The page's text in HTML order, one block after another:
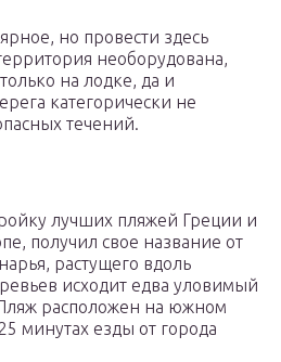
но провести здесь
необорудована,
на лодке, да и
категорически не
течений.
лучших пляжей Греции и
получил свое название от
растущего вдоль
исходит едва уловимый
расположен на южном
минутах езды от города